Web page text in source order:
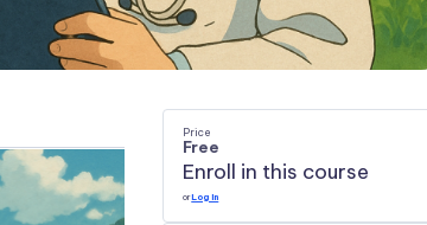
Price
Free
Enroll in this course
orLog In